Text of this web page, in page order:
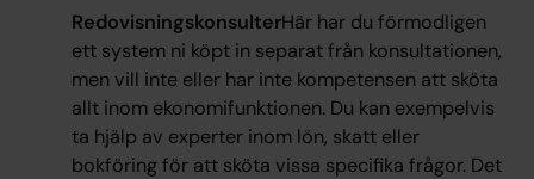
RedovisningskonsulterHär har du förmodligen
ett system ni köpt in separat från konsultationen,
men vill inte eller har inte kompetensen att sköta
allt inom ekonomifunktionen. Du kan exempelvis
ta hjälp av experter inom lön, skatt eller
bokföring för att sköta vissa specifika frågor. Det